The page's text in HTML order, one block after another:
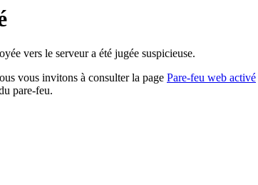
vers le serveur a été jugée suspicieuse.
vous invitons à consulter la page Pare-feu web activé
pare-feu.